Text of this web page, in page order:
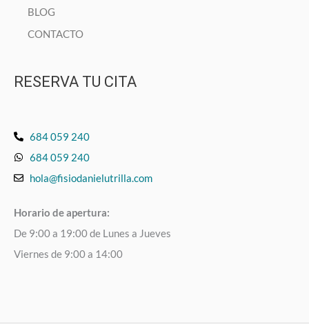
BLOG
CONTACTO
RESERVA TU CITA
684 059 240
684 059 240
hola@fisiodanielutrilla.com
Horario de apertura:
De 9:00 a 19:00 de Lunes a Jueves
Viernes de 9:00 a 14:00